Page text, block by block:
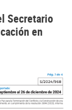
Secretario
en